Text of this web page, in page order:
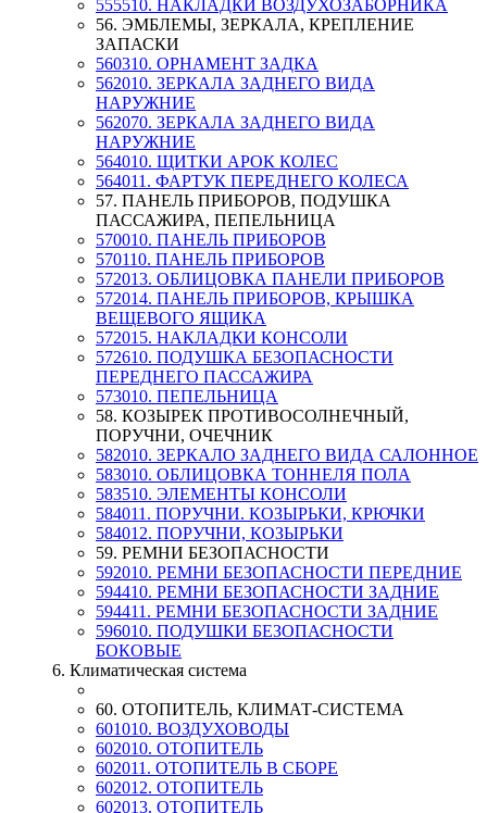
555510. НАКЛАДКИ ВОЗДУХОЗАБОРНИКА
56. ЭМБЛЕМЫ, ЗЕРКАЛА, КРЕПЛЕНИЕ
ЗАПАСКИ
560310. ОРНАМЕНТ ЗАДКА
562010. ЗЕРКАЛА ЗАДНЕГО ВИДА
НАРУЖНИЕ
562070. ЗЕРКАЛА ЗАДНЕГО ВИДА
НАРУЖНИЕ
564010. ЩИТКИ АРОК КОЛЕС
564011. ФАРТУК ПЕРЕДНЕГО КОЛЕСА
57. ПАНЕЛЬ ПРИБОРОВ, ПОДУШКА
ПАССАЖИРА, ПЕПЕЛЬНИЦА
570010. ПАНЕЛЬ ПРИБОРОВ
570110. ПАНЕЛЬ ПРИБОРОВ
572013. ОБЛИЦОВКА ПАНЕЛИ ПРИБОРОВ
572014. ПАНЕЛЬ ПРИБОРОВ, КРЫШКА
ВЕЩЕВОГО ЯЩИКА
572015. НАКЛАДКИ КОНСОЛИ
572610. ПОДУШКА БЕЗОПАСНОСТИ
ПЕРЕДНЕГО ПАССАЖИРА
573010. ПЕПЕЛЬНИЦА
58. КОЗЫРЕК ПРОТИВОСОЛНЕЧНЫЙ,
ПОРУЧНИ, ОЧЕЧНИК
582010. ЗЕРКАЛО ЗАДНЕГО ВИДА САЛОННОЕ
583010. ОБЛИЦОВКА ТОННЕЛЯ ПОЛА
583510. ЭЛЕМЕНТЫ КОНСОЛИ
584011. ПОРУЧНИ. КОЗЫРЬКИ, КРЮЧКИ
584012. ПОРУЧНИ, КОЗЫРЬКИ
59. РЕМНИ БЕЗОПАСНОСТИ
592010. РЕМНИ БЕЗОПАСНОСТИ ПЕРЕДНИЕ
594410. РЕМНИ БЕЗОПАСНОСТИ ЗАДНИЕ
594411. РЕМНИ БЕЗОПАСНОСТИ ЗАДНИЕ
596010. ПОДУШКИ БЕЗОПАСНОСТИ
БОКОВЫЕ
6. Климатическая система
60. ОТОПИТЕЛЬ, КЛИМАТ-СИСТЕМА
601010. ВОЗДУХОВОДЫ
602010. ОТОПИТЕЛЬ
602011. ОТОПИТЕЛЬ В СБОРЕ
602012. ОТОПИТЕЛЬ
602013. ОТОПИТЕЛЬ